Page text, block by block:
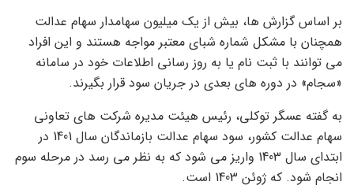
بر اساس گزارش ها، بیش از یک میلیون سهامدار سهام عدالت
همچنان با مشکل شماره شبای معتبر مواجه هستند و این افراد
می توانند با ثبت نام یا به روز رسانی اطلاعات خود در سامانه
«سجام» در دوره های بعدی در جریان سود قرار بگیرند.
به گفته عسگر توکلی، رئیس هیئت مدیره شرکت های تعاونی
سهام عدالت کشور، سود سهام عدالت بازماندگان سال 1401 در
ابتدای سال 1403 واریز می شود که به نظر می رسد در مرحله سوم
انجام شود. که ژوئن 1403 است.